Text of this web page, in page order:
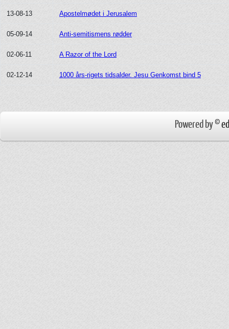
13-08-13 Apostelmødet i Jerusalem
05-09-14 Anti-semitismens rødder
02-06-11 A Razor of the Lord
02-12-14 1000 års-rigets tidsalder. Jesu Genkomst bind 5
Powered by ©